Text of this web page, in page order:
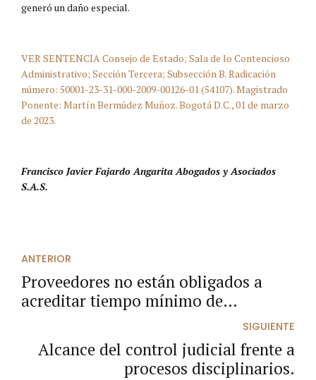
generó un daño especial.
VER SENTENCIA Consejo de Estado; Sala de lo Contencioso
Administrativo; Sección Tercera; Subsección B. Radicación
número: 50001-23-31-000-2009-00126-01 (54107). Magistrado
Ponente: Martín Bermúdez Muñoz. Bogotá D.C., 01 de marzo
de 2023.
Francisco Javier Fajardo Angarita Abogados y Asociados
S.A.S.
ANTERIOR
Proveedores no están obligados a
acreditar tiempo mínimo de
domicilio en determinado lugar, para
participar en convocatorias limitadas
a Mipyme territoriales.
SIGUIENTE
Alcance del control judicial frente a
procesos disciplinarios.